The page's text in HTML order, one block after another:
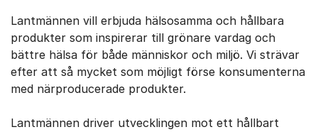
Lantmännen vill erbjuda hälsosamma och hållbara
produkter som inspirerar till grönare vardag och
bättre hälsa för både människor och miljö. Vi strävar
efter att så mycket som möjligt förse konsumenterna
med närproducerade produkter.
Lantmännen driver utvecklingen mot ett hållbart